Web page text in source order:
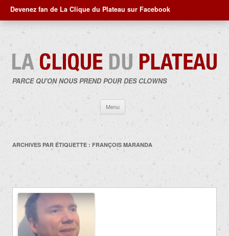
Devenez fan de La Clique du Plateau sur Facebook
PARCE QU'ON NOUS PREND POUR DES CLOWNS
Menu
contenu
ARCHIVES PAR ÉTIQUETTE : FRANÇOIS MARANDA